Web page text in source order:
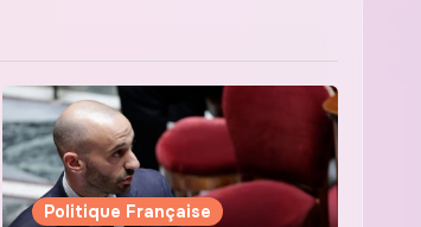
Politique Française